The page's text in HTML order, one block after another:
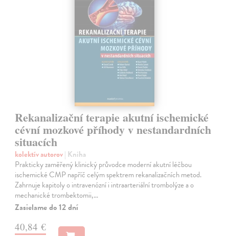
Rekanalizační terapie akutní ischemické
cévní mozkové příhody v nestandardních
situacích
kolektív autorov| Kniha
Prakticky zaměřený klinický průvodce moderní akutní léčbou
ischemické CMP napříč celým spektrem rekanalizačních metod.
Zahrnuje kapitoly o intravenózní i intraarteriální trombolýze a o
mechanické trombektomii,…
Zasielame do 12 dní
40,84 €